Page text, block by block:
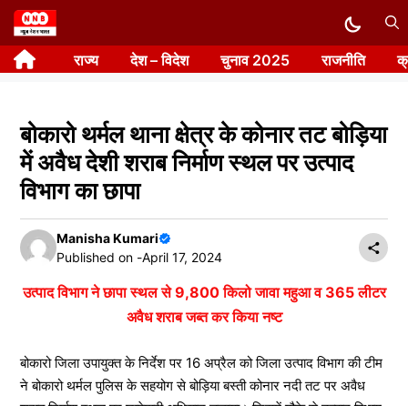
Skip
to
content राज्य देश – विदेश चुनाव 2025 राजनीति
बोकारो थर्मल थाना क्षेत्र के कोनार तट बोड़िया
में अवैध देशी शराब निर्माण स्थल पर उत्पाद
विभाग का छापा
Manisha Kumari
Published on -April 17, 2024
उत्पाद विभाग ने छापा स्थल से 9,800 किलो जावा महुआ व 365 लीटर
अवैध शराब जब्त कर किया नष्ट
बोकारो जिला उपायुक्त के निर्देश पर 16 अप्रैल को जिला उत्पाद विभाग की टीम
ने बोकारो थर्मल पुलिस के सहयोग से बोड़िया बस्ती कोनार नदी तट पर अवैध